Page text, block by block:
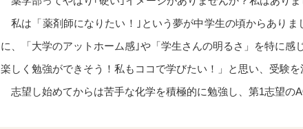
私は「薬剤師になりたい！｣という夢が中学生の頃からあり
に、「大学のアットホーム感｣や「学生さんの明るさ」を特に
楽しく勉強ができそう！私もココで学びたい！」と思い、受験を
志望し始めてからは苦手な化学を積極的に勉強し、第1志望の